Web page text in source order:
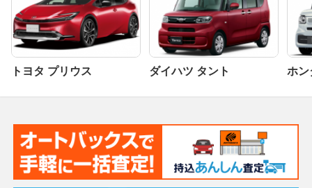
トヨタ プリウス ダイハツ タント ホン